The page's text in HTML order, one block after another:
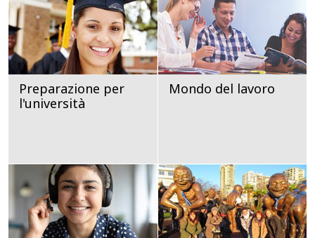
Preparazione per
l'università
Mondo del lavoro